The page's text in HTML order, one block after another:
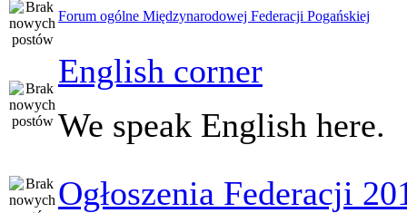
Forum ogólne Międzynarodowej Federacji Pogańskiej
English corner
We speak English here.
Ogłoszenia Federacji